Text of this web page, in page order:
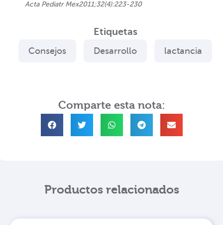
Acta Pediatr Mex2011;32(4):223-230
Etiquetas
Consejos Desarrollo lactancia
Comparte esta nota:
Productos relacionados